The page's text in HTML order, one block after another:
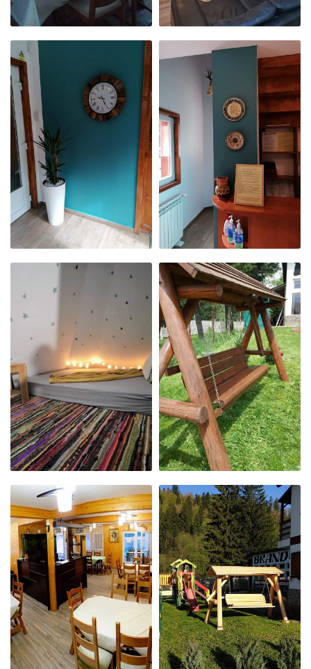
LA MASA
NOASTRĂ
CĂMINUL
NOSTRU
CĂMINUL
NOSTRU
CĂMINUL
NOSTRU
LOC DE LINIȘTE BALANSOAR